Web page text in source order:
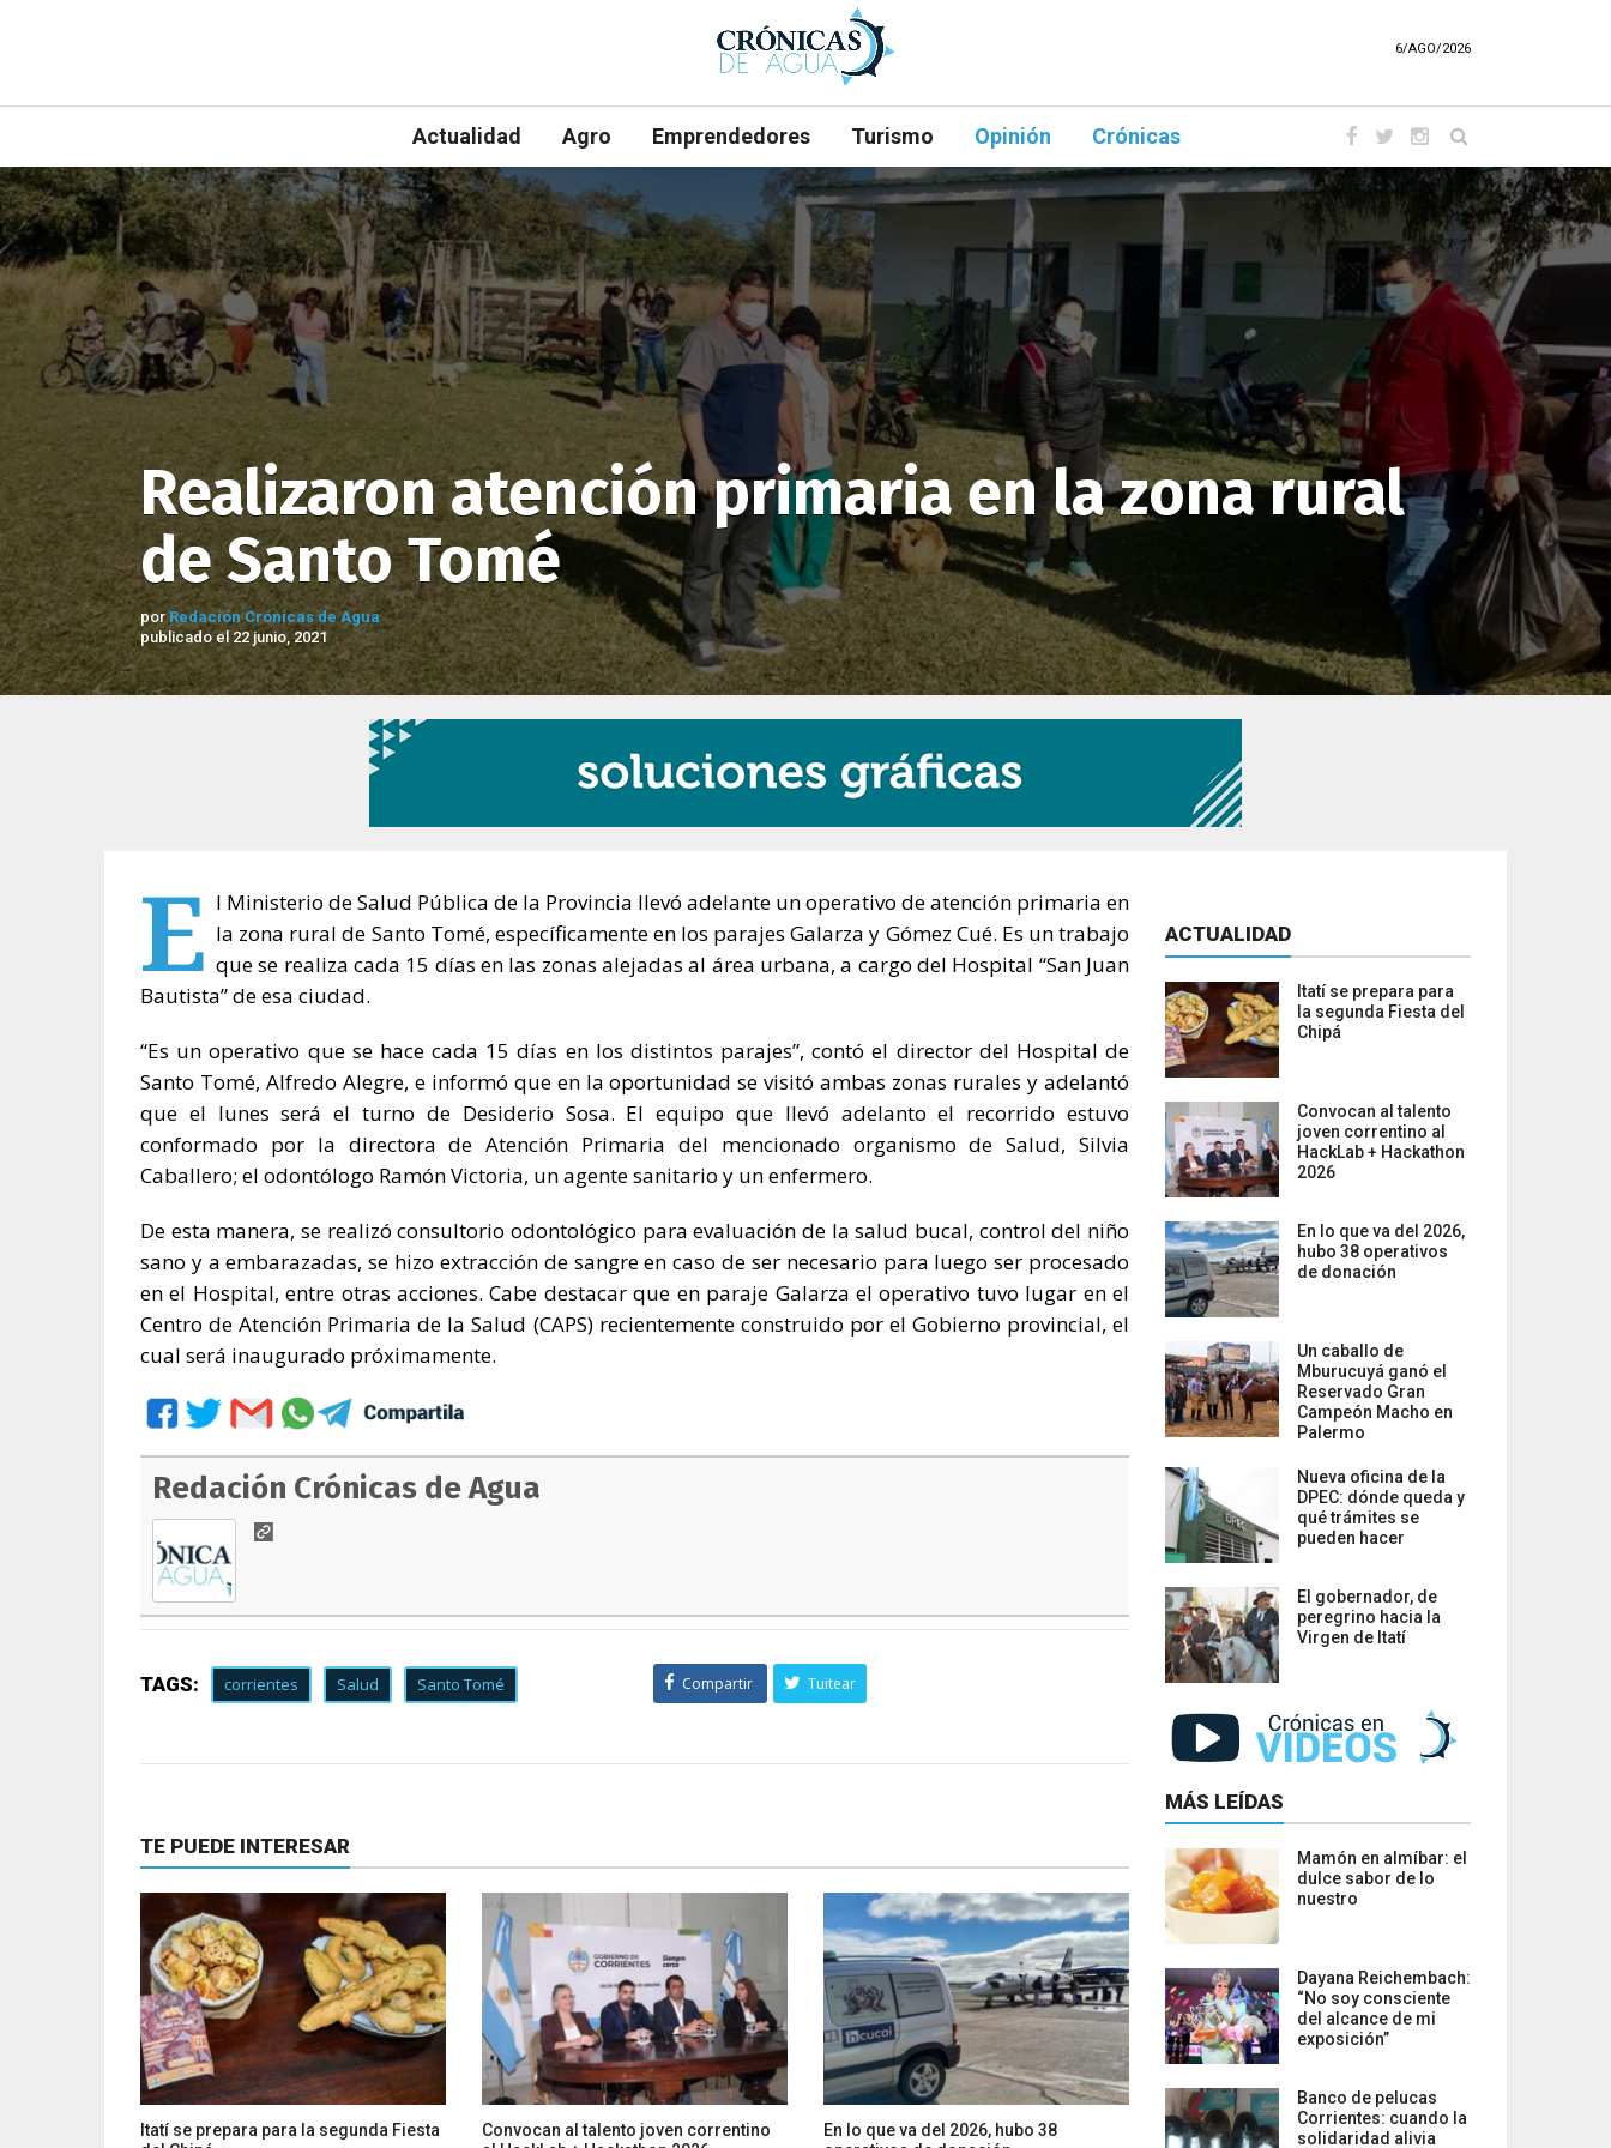
6/AGO/2026
Actualidad Agro Emprendedores Turismo Opinión Crónicas
Realizaron atención primaria en la zona rural
de Santo Tomé
porRedación Crónicas de Agua
publicado el 22 junio, 2021
E l Ministerio de Salud Pública de la Provincia llevó adelante un operativo de atención primaria en
la zona rural de Santo Tomé, específicamente en los parajes Galarza y Gómez Cué. Es un trabajo
que se realiza cada 15 días en las zonas alejadas al área urbana, a cargo del Hospital “San Juan
Bautista” de esa ciudad.
“Es un operativo que se hace cada 15 días en los distintos parajes”, contó el director del Hospital de
Santo Tomé, Alfredo Alegre, e informó que en la oportunidad se visitó ambas zonas rurales y adelantó
que el lunes será el turno de Desiderio Sosa. El equipo que llevó adelanto el recorrido estuvo
conformado por la directora de Atención Primaria del mencionado organismo de Salud, Silvia
Caballero; el odontólogo Ramón Victoria, un agente sanitario y un enfermero.
De esta manera, se realizó consultorio odontológico para evaluación de la salud bucal, control del niño
sano y a embarazadas, se hizo extracción de sangre en caso de ser necesario para luego ser procesado
en el Hospital, entre otras acciones. Cabe destacar que en paraje Galarza el operativo tuvo lugar en el
Centro de Atención Primaria de la Salud (CAPS) recientemente construido por el Gobierno provincial, el
cual será inaugurado próximamente.
Redación Crónicas de Agua
TAGS: corrientes Salud Santo Tomé Compartir Tuitear
TE PUEDE INTERESAR
Itatí se prepara para la segunda Fiesta
Convocan al talento joven correntino
En lo que va del 2026, hubo 38
ACTUALIDAD
Itatí se prepara para
la segunda Fiesta del
Chipá
Convocan al talento
joven correntino al
HackLab + Hackathon
2026
En lo que va del 2026,
hubo 38 operativos
de donación
Un caballo de
Mburucuyá ganó el
Reservado Gran
Campeón Macho en
Palermo
Nueva oficina de la
DPEC: dónde queda y
qué trámites se
pueden hacer
El gobernador, de
peregrino hacia la
Virgen de Itatí
MÁS LEÍDAS
Mamón en almíbar: el
dulce sabor de lo
nuestro
Dayana Reichembach:
“No soy consciente
del alcance de mi
exposición”
Banco de pelucas
Corrientes: cuando la
solidaridad alivia